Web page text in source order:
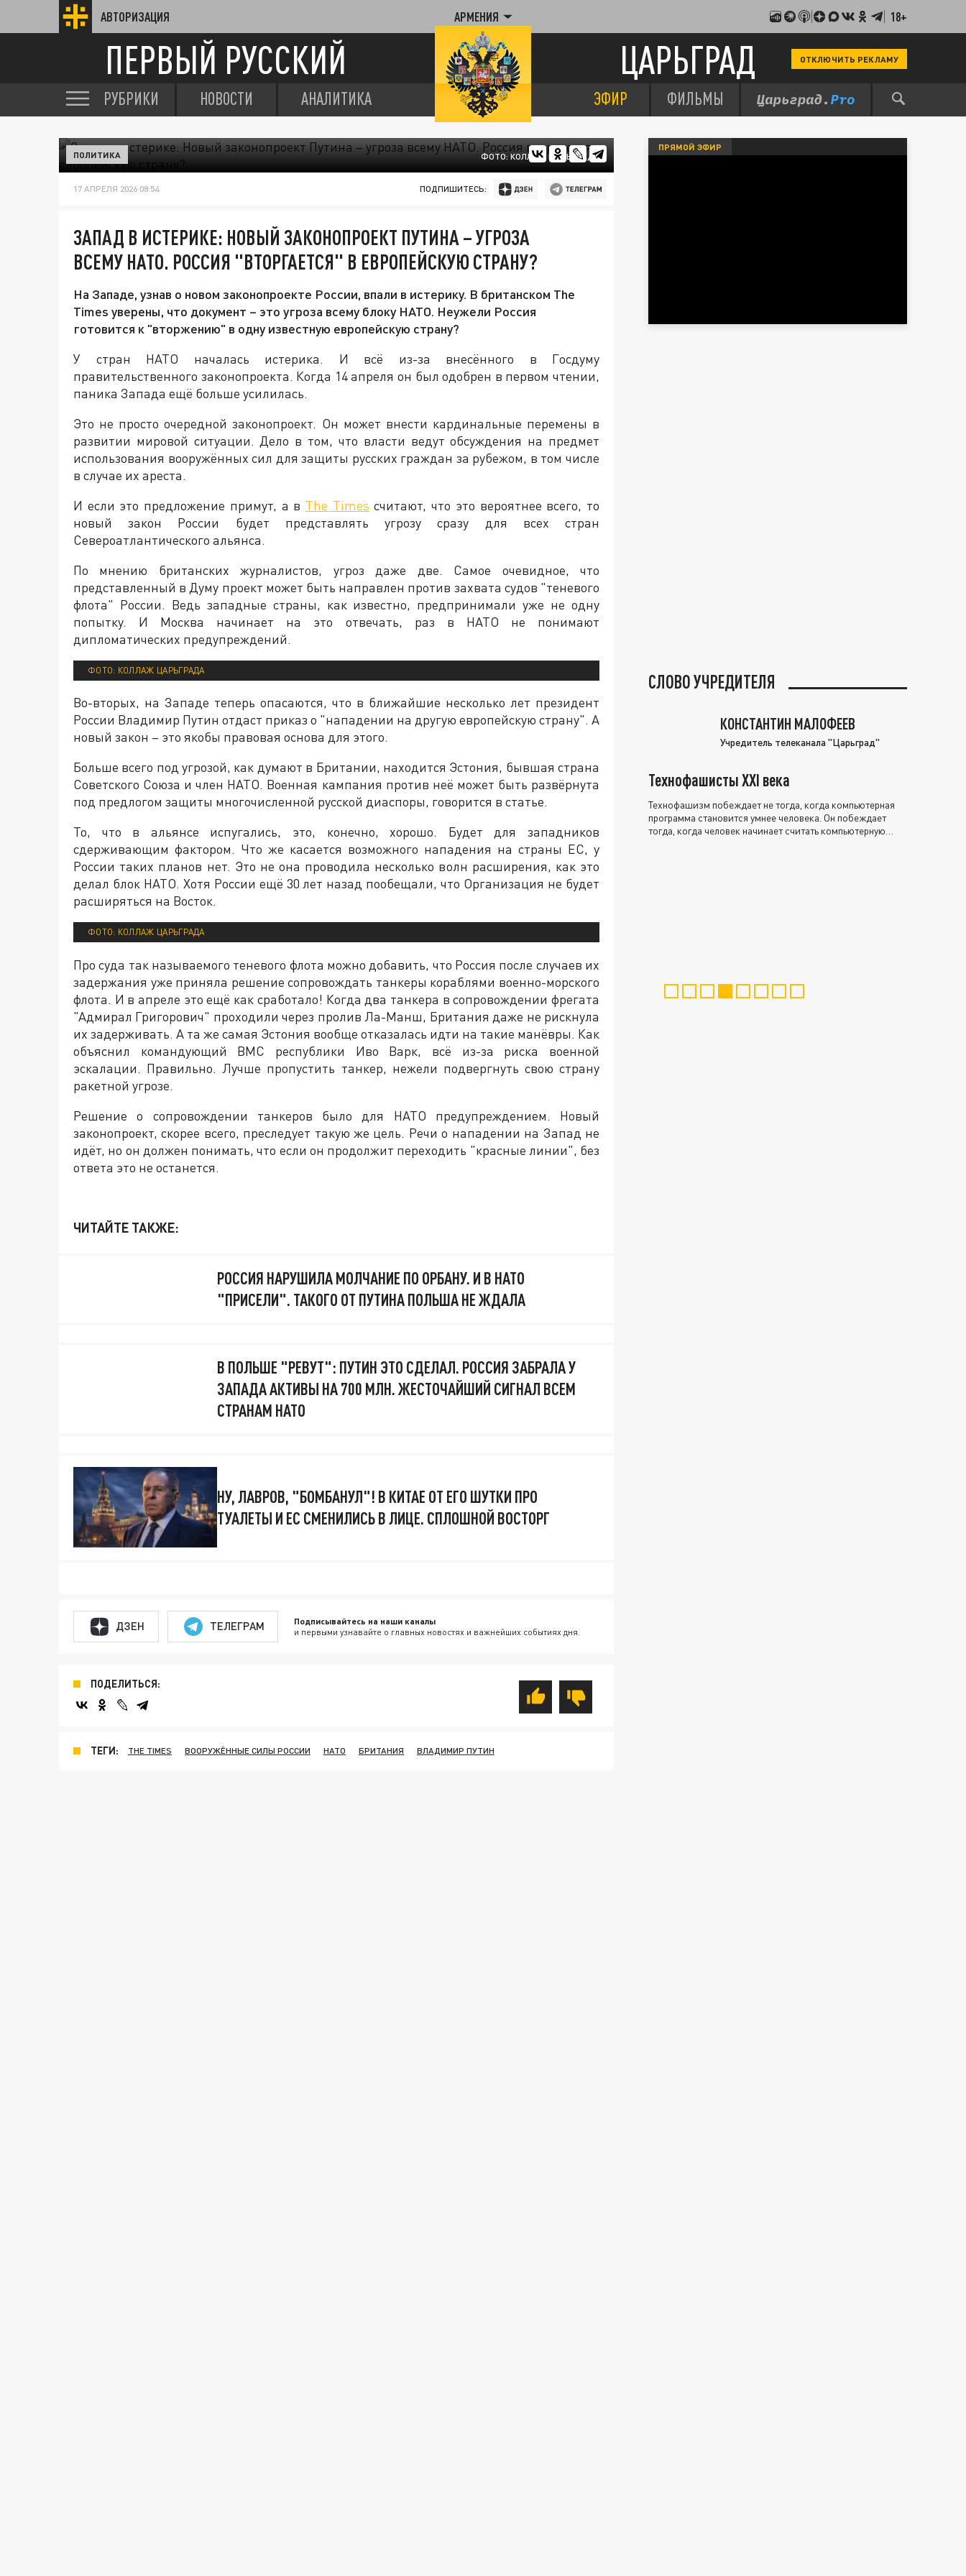
АВТОРИЗАЦИЯ АРМЕНИЯ 18+
ПЕРВЫЙ РУССКИЙ ЦАРЬГРАД ОТКЛЮЧИТЬ РЕКЛАМУ
РУБРИКИ НОВОСТИ АНАЛИТИКА ЭФИР ФИЛЬМЫ
ФОТО: КОЛЛАЖ ЦАРЬГРАДА
ПОЛИТИКА
17 АПРЕЛЯ 2026 08:54 ПОДПИШИТЕСЬ:
ЗАПАД В ИСТЕРИКЕ: НОВЫЙ ЗАКОНОПРОЕКТ ПУТИНА – УГРОЗА
ВСЕМУ НАТО. РОССИЯ "ВТОРГАЕТСЯ" В ЕВРОПЕЙСКУЮ СТРАНУ?
На Западе, узнав о новом законопроекте России, впали в истерику. В британском The
Times уверены, что документ – это угроза всему блоку НАТО. Неужели Россия
готовится к "вторжению" в одну известную европейскую страну?
У стран НАТО началась истерика. И всё из-за внесённого в Госдуму
правительственного законопроекта. Когда 14 апреля он был одобрен в первом чтении,
паника Запада ещё больше усилилась.
Это не просто очередной законопроект. Он может внести кардинальные перемены в
развитии мировой ситуации. Дело в том, что власти ведут обсуждения на предмет
использования вооружённых сил для защиты русских граждан за рубежом, в том числе
в случае их ареста.
И если это предложение примут, а в The Times считают, что это вероятнее всего, то
новый закон России будет представлять угрозу сразу для всех стран
Североатлантического альянса.
По мнению британских журналистов, угроз даже две. Самое очевидное, что
представленный в Думу проект может быть направлен против захвата судов "теневого
флота" России. Ведь западные страны, как известно, предпринимали уже не одну
попытку. И Москва начинает на это отвечать, раз в НАТО не понимают
дипломатических предупреждений.
ФОТО: КОЛЛАЖ ЦАРЬГРАДА
Во-вторых, на Западе теперь опасаются, что в ближайшие несколько лет президент
России Владимир Путин отдаст приказ о "нападении на другую европейскую страну". А
новый закон – это якобы правовая основа для этого.
Больше всего под угрозой, как думают в Британии, находится Эстония, бывшая страна
Советского Союза и член НАТО. Военная кампания против неё может быть развёрнута
под предлогом защиты многочисленной русской диаспоры, говорится в статье.
То, что в альянсе испугались, это, конечно, хорошо. Будет для западников
сдерживающим фактором. Что же касается возможного нападения на страны ЕС, у
России таких планов нет. Это не она проводила несколько волн расширения, как это
делал блок НАТО. Хотя России ещё 30 лет назад пообещали, что Организация не будет
расширяться на Восток.
ФОТО: КОЛЛАЖ ЦАРЬГРАДА
Про суда так называемого теневого флота можно добавить, что Россия после случаев их
задержания уже приняла решение сопровождать танкеры кораблями военно-морского
флота. И в апреле это ещё как сработало! Когда два танкера в сопровождении фрегата
"Адмирал Григорович" проходили через пролив Ла-Манш, Британия даже не рискнула
их задерживать. А та же самая Эстония вообще отказалась идти на такие манёвры. Как
объяснил командующий ВМС республики Иво Варк, всё из-за риска военной
эскалации. Правильно. Лучше пропустить танкер, нежели подвергнуть свою страну
ракетной угрозе.
Решение о сопровождении танкеров было для НАТО предупреждением. Новый
законопроект, скорее всего, преследует такую же цель. Речи о нападении на Запад не
идёт, но он должен понимать, что если он продолжит переходить "красные линии", без
ответа это не останется.
ЧИТАЙТЕ ТАКЖЕ:
РОССИЯ НАРУШИЛА МОЛЧАНИЕ ПО ОРБАНУ. И В НАТО
"ПРИСЕЛИ". ТАКОГО ОТ ПУТИНА ПОЛЬША НЕ ЖДАЛА
В ПОЛЬШЕ "РЕВУТ": ПУТИН ЭТО СДЕЛАЛ. РОССИЯ ЗАБРАЛА У
ЗАПАДА АКТИВЫ НА 700 МЛН. ЖЕСТОЧАЙШИЙ СИГНАЛ ВСЕМ
СТРАНАМ НАТО
НУ, ЛАВРОВ, "БОМБАНУЛ"! В КИТАЕ ОТ ЕГО ШУТКИ ПРО
ТУАЛЕТЫ И ЕС СМЕНИЛИСЬ В ЛИЦЕ. СПЛОШНОЙ ВОСТОРГ
ДЗЕН ТЕЛЕГРАМ Подписывайтесь на наши каналы
и первыми узнавайте о главных новостях и важнейших событиях дня.
ПОДЕЛИТЬСЯ:
ТЕГИ: THE TIMES ВООРУЖЁННЫЕ СИЛЫ РОССИИ НАТО БРИТАНИЯ ВЛАДИМИР ПУТИН
ПРЯМОЙ ЭФИР
СЛОВО УЧРЕДИТЕЛЯ
КОНСТАНТИН МАЛОФЕЕВ
Учредитель телеканала "Царьград"
Технофашисты XXI века
Технофашизм побеждает не тогда, когда компьютерная
программа становится умнее человека. Он побеждает
тогда, когда человек начинает считать компьютерную